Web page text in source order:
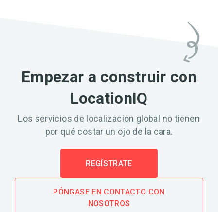
Empezar a construir con
LocationIQ
Los servicios de localización global no tienen
por qué costar un ojo de la cara.
REGÍSTRATE
PÓNGASE EN CONTACTO CON
NOSOTROS